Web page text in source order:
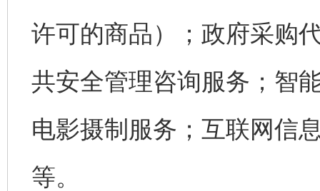
许可的商品）；政府采购
共安全管理咨询服务；智
电影摄制服务；互联网信
等。